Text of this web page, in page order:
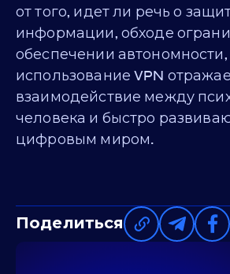
от того, идет ли речь о
информации, обходе
обеспечении автономности,
использование VPN
взаимодействие между
человека и быстро
цифровым миром.
Поделиться